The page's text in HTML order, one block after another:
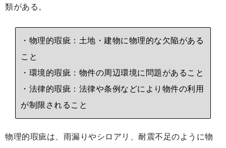
類がある。
・物理的瑕疵：土地・建物に物理的な欠陥がある
こと
・環境的瑕疵：物件の周辺環境に問題があること
・法律的瑕疵：法律や条例などにより物件の利用
が制限されること
物理的瑕疵は、雨漏りやシロアリ、耐震不足のように物